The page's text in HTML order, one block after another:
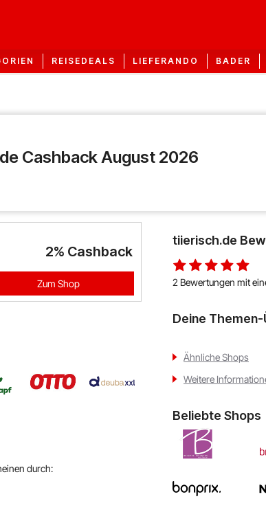
REISEDEALS LIEFERANDO BADER
Cashback August 2026
2% Cashback
Zum Shop
durch:
tiierisch.de
2 Bewertungen mit
Deine
Ähnliche Shops
Weitere
Beliebte Shops